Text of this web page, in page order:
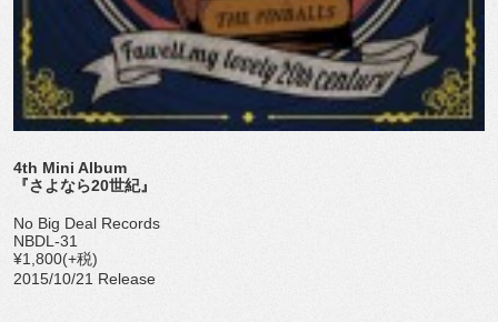
4th Mini Album
『さよなら20世紀』
No Big Deal Records
NBDL-31
¥1,800(+税)
2015/10/21 Release